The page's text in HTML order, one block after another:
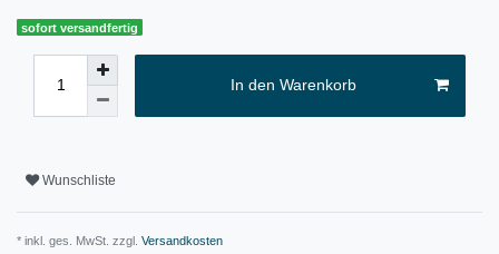
sofort versandfertig
In den Warenkorb
Wunschliste
* inkl. ges. MwSt. zzgl. Versandkosten